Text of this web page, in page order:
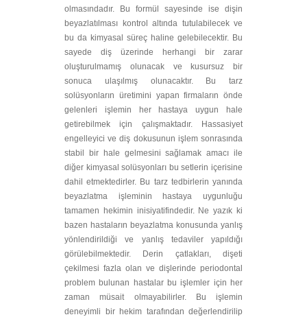
olmasındadır. Bu formül sayesinde ise dişin
beyazlatılması kontrol altında tutulabilecek ve
bu da kimyasal süreç haline gelebilecektir. Bu
sayede diş üzerinde herhangi bir zarar
oluşturulmamış olunacak ve kusursuz bir
sonuca ulaşılmış olunacaktır. Bu tarz
solüsyonların üretimini yapan firmaların önde
gelenleri işlemin her hastaya uygun hale
getirebilmek için çalışmaktadır. Hassasiyet
engelleyici ve diş dokusunun işlem sonrasında
stabil bir hale gelmesini sağlamak amacı ile
diğer kimyasal solüsyonları bu setlerin içerisine
dahil etmektedirler. Bu tarz tedbirlerin yanında
beyazlatma işleminin hastaya uygunluğu
tamamen hekimin inisiyatifindedir. Ne yazık ki
bazen hastaların beyazlatma konusunda yanlış
yönlendirildiği ve yanlış tedaviler yapıldığı
görülebilmektedir. Derin çatlakları, dişeti
çekilmesi fazla olan ve dişlerinde periodontal
problem bulunan hastalar bu işlemler için her
zaman müsait olmayabilirler. Bu işlemin
deneyimli bir hekim tarafından değerlendirilip